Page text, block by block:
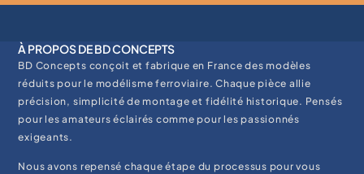
À PROPOS DE BD CONCEPTS
BD Concepts conçoit et fabrique en France des modèles
réduits pour le modélisme ferroviaire. Chaque pièce allie
précision, simplicité de montage et fidélité historique. Pensés
pour les amateurs éclairés comme pour les passionnés
exigeants.
Nous avons repensé chaque étape du processus pour vous